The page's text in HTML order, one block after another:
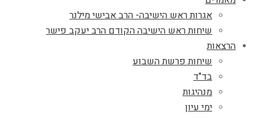
אגרות ראש הישיבה- הרב אבישי מילנר
שיחות ראש הישיבה הקודם הרב יעקב פישר
הרצאות
שיחות פרשת השבוע
בד"ד
מנהיגות
ימי עיון